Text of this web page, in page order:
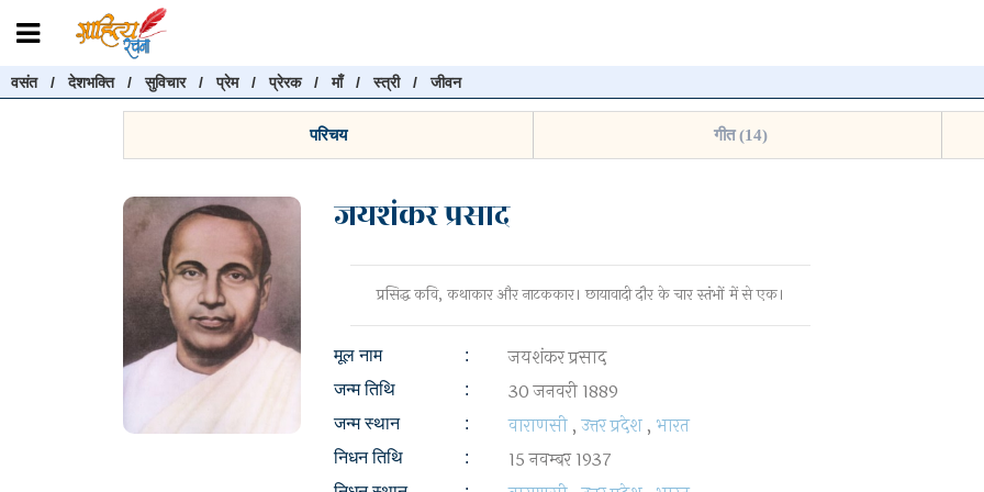
वसंत/देशभक्ति/सुविचार/प्रेम/प्रेरक/माँ/स्त्री/जीवन
परिचय गीत (14)
जयशंकर प्रसाद
प्रसिद्ध कवि, कथाकार और नाटककार। छायावादी दौर के चार स्तंभों में से एक।
मूल नाम : जयशंकर प्रसाद
जन्म तिथि : 30 जनवरी 1889
जन्म स्थान : वाराणसी ,उत्तर प्रदेश , भारत
निधन तिथि : 15 नवम्बर 1937
रचनाएँ खोजें
रचनाएँ खोजने के लिए नीचे दी गई बॉक्स में हिन्दी में लिखें और "खोजें" बटन पर क्लिक
हटाएँ
खोजें